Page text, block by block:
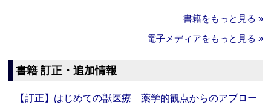
書籍をもっと見る »
電子メディアをもっと見る »
書籍 訂正・追加情報
【訂正】はじめての獣医療 薬学的観点からのアプロー